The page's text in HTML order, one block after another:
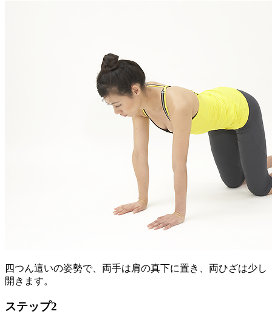
四つん這いの姿勢で、両手は肩の真下に置き、両ひざは少し
開きます。
ステップ2